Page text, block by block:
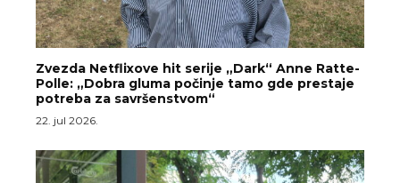
Zvezda Netflixove hit serije „Dark“ Anne Ratte-
Polle: „Dobra gluma počinje tamo gde prestaje
potreba za savršenstvom“
22. jul 2026.